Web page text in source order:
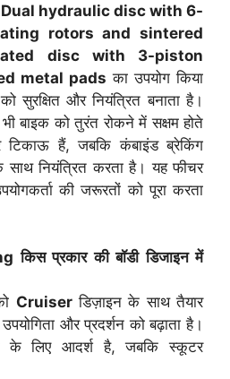
Dual hydraulic disc with 6-
rotors and sintered
disc with 3-piston
metal pads का उपयोग किया
सुरक्षित और नियंत्रित बनाता है।
बाइक को तुरंत रोकने में सक्षम होते
हैं, जबकि कंबाइंड ब्रेकिंग
साथ नियंत्रित करता है। यह फीचर
की जरूरतों को पूरा करता
प्रकार की बॉडी डिजाइन में
Cruiserडिज़ाइन के साथ तैयार
और प्रदर्शन को बढ़ाता है।
के लिए आदर्श है, जबकि स्कूटर